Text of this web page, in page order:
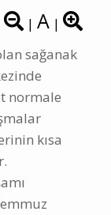
| A |
sağanak
normale
kısa